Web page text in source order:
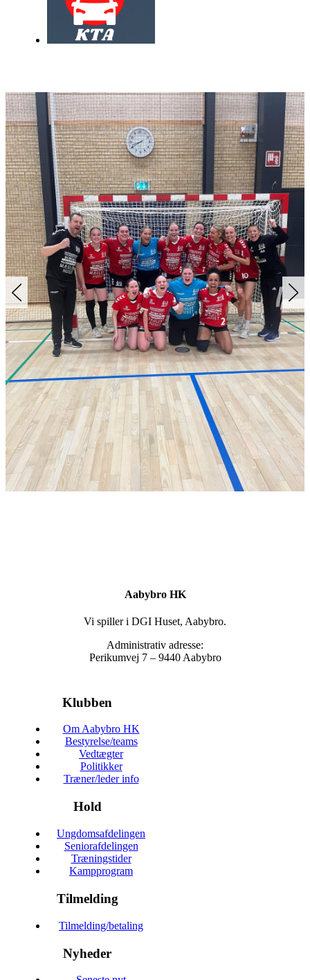
Aabybro HK
Vi spiller i DGI Huset, Aabybro.
Administrativ adresse:
Perikumvej 7 – 9440 Aabybro
Klubben
Om Aabybro HK
Bestyrelse/teams
Vedtægter
Politikker
Træner/leder info
Hold
Ungdomsafdelingen
Seniorafdelingen
Træningstider
Kampprogram
Tilmelding
Tilmelding/betaling
Nyheder